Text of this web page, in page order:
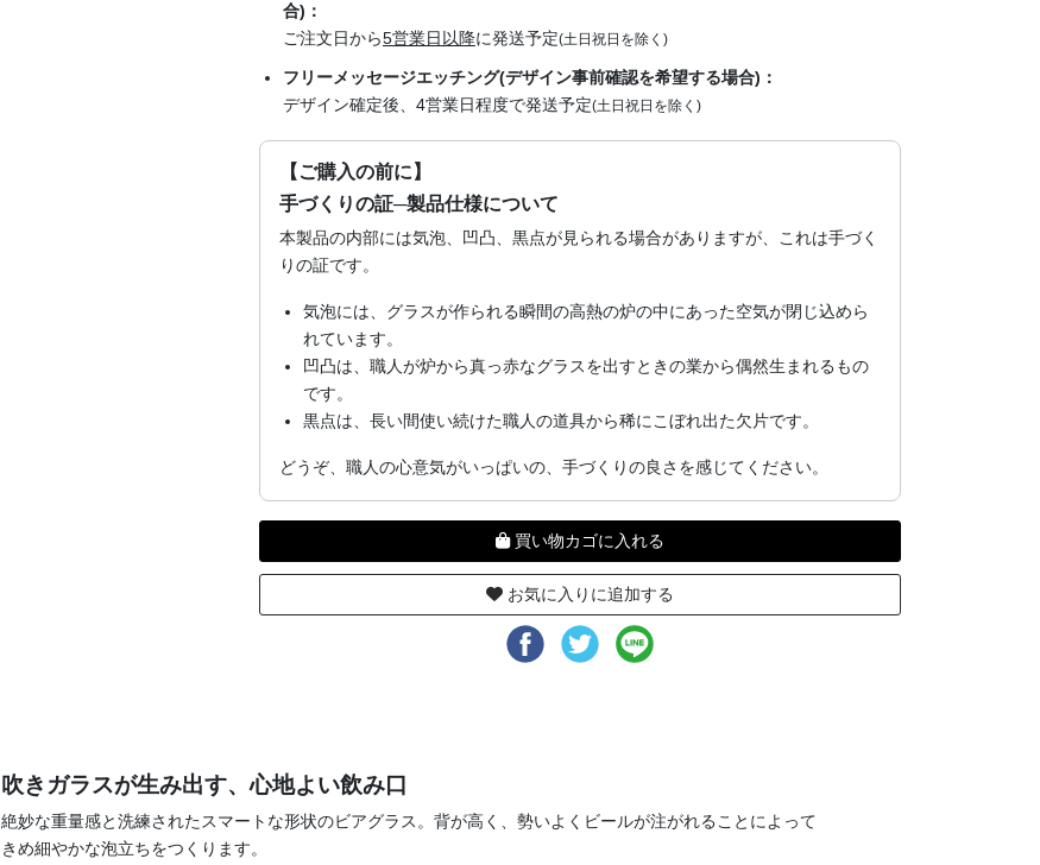
合)：
ご注文日から5営業日以降に発送予定(土日祝日を除く)
フリーメッセージエッチング(デザイン事前確認を希望する場合)：
デザイン確定後、4営業日程度で発送予定(土日祝日を除く)
【ご購入の前に】
手づくりの証─製品仕様について
本製品の内部には気泡、凹凸、黒点が見られる場合がありますが、これは手づく
りの証です。
気泡には、グラスが作られる瞬間の高熱の炉の中にあった空気が閉じ込めら
れています。
凹凸は、職人が炉から真っ赤なグラスを出すときの業から偶然生まれるもの
です。
黒点は、長い間使い続けた職人の道具から稀にこぼれ出た欠片です。
どうぞ、職人の心意気がいっぱいの、手づくりの良さを感じてください。
買い物カゴに入れる
お気に入りに追加する
吹きガラスが生み出す、心地よい飲み口
絶妙な重量感と洗練されたスマートな形状のビアグラス。背が高く、勢いよくビールが注がれることによって
きめ細やかな泡立ちをつくります。